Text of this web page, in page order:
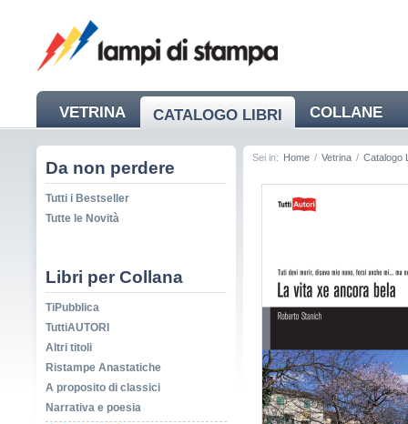
VETRINA CATALOGO LIBRI COLLANE
NEWS
Da non perdere
Tutti i Bestseller
Tutte le Novità
Libri per Collana
TiPubblica
TuttiAUTORI
Altri titoli
Ristampe Anastatiche
A proposito di classici
Narrativa e poesia
Sei in: Home / Vetrina / Catalogo